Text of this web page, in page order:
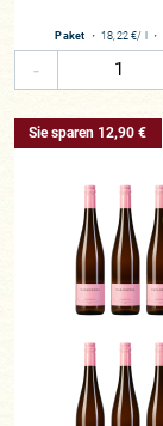
Paket ・ 18,22 €/ l ・
-
Sie sparen 12,90 €